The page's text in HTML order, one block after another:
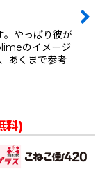
。やっぱり彼が
のイメージ
あくまで参考
料)